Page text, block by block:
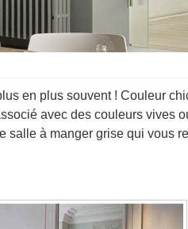
en plus souvent ! Couleur
avec des couleurs vives
salle à manger grise qui vous